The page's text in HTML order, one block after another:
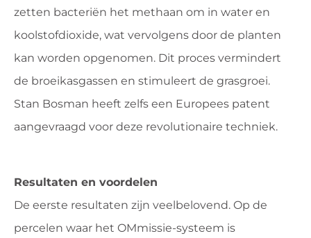
zetten bacteriën het methaan om in water en
koolstofdioxide, wat vervolgens door de planten
kan worden opgenomen. Dit proces vermindert
de broeikasgassen en stimuleert de grasgroei.
Stan Bosman heeft zelfs een Europees patent
aangevraagd voor deze revolutionaire techniek.
Resultaten en voordelen
De eerste resultaten zijn veelbelovend. Op de
percelen waar het OMmissie-systeem is